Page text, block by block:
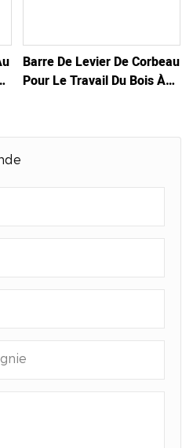
Barre De Levier De Corbeau
Pour Le Travail Du Bois À